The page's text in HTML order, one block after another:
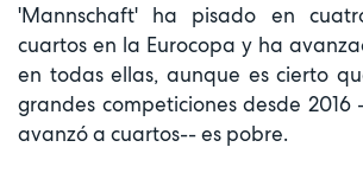
'Mannschaft' ha pisado en
cuartos en la Eurocopa y ha
en todas ellas, aunque es cierto
grandes competiciones desde
avanzó a cuartos-- es pobre.